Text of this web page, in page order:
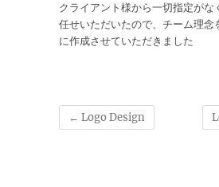
クライアント様から一切指定がな
任せいただいたので、チーム理念
に作成させていただきました
← Logo Design